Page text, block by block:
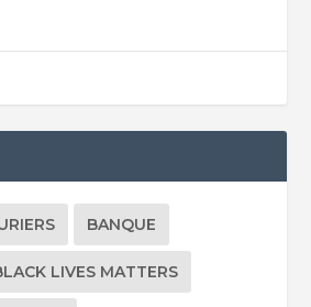
BANQUE
LIVES MATTERS